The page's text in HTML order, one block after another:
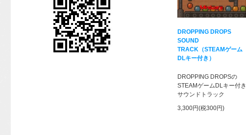
DROPPING DROPS
SOUND
TRACK（STEAMゲーム
DLキー付き）
DROPPING DROPSの
STEAMゲームDLキー付き
サウンドトラック
3,300円(税300円)